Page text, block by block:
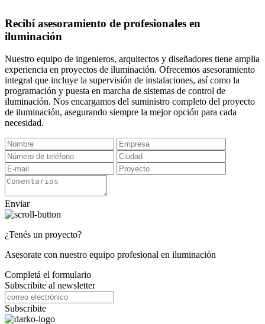
Recibí asesoramiento de profesionales en
iluminación
Nuestro equipo de ingenieros, arquitectos y diseñadores tiene amplia
experiencia en proyectos de iluminación. Ofrecemos asesoramiento
integral que incluye la supervisión de instalaciones, así como la
programación y puesta en marcha de sistemas de control de
iluminación. Nos encargamos del suministro completo del proyecto
de iluminación, asegurando siempre la mejor opción para cada
necesidad.
Enviar
¿Tenés un proyecto?
Asesorate con nuestro equipo profesional en iluminación
Completá el formulario
Subscribite al newsletter
Subscribite